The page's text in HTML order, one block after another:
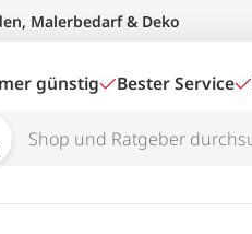
Malerbedarf & Deko
günstig Bester Service